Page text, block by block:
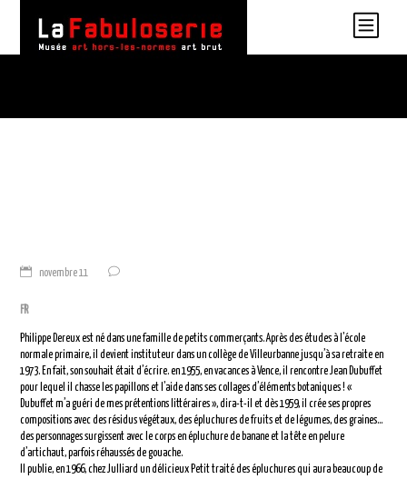
novembre 11
FR
Philippe Dereux est né dans une famille de petits commerçants. Après des études à l’école
normale primaire, il devient instituteur dans un collège de Villeurbanne jusqu’à sa retraite en
1973. En fait, son souhait était d’écrire. en 1955, en vacances à Vence, il rencontre Jean Dubuffet
pour lequel il chasse les papillons et l’aide dans ses collages d’éléments botaniques ! «
Dubuffet m’a guéri de mes prétentions littéraires », dira-t-il et dès 1959, il crée ses propres
compositions avec des résidus végétaux, des épluchures de fruits et de légumes, des graines…
des personnages surgissent avec le corps en épluchure de banane et la tête en pelure
d’artichaut, parfois réhaussés de gouache.
Il publie, en 1966, chez Julliard un délicieux Petit traité des épluchures qui aura beaucoup de